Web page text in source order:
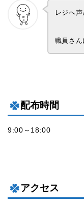
レジへ
職員さん
配布時間
9:00～18:00
アクセス